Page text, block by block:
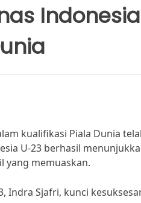
kualifikasi Piala Dunia
U-23 berhasil
yang memuaskan.
Indra Sjafri, kunci